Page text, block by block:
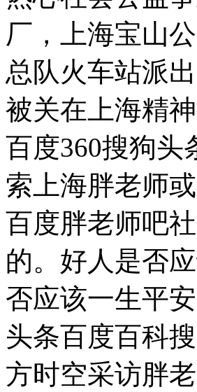
厂，上海宝山
总队火车站派
被关在上海精
百度360搜狗头
索上海胖老师
百度胖老师吧
的。好人是否
否应该一生平安
头条百度百科
方时空采访胖